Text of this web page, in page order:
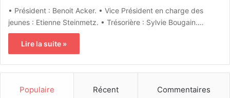
• Président : Benoit Acker. • Vice Président en charge des
jeunes : Etienne Steinmetz. • Trésorière : Sylvie Bougain.…
Lire la suite »
Populaire Récent Commentaires